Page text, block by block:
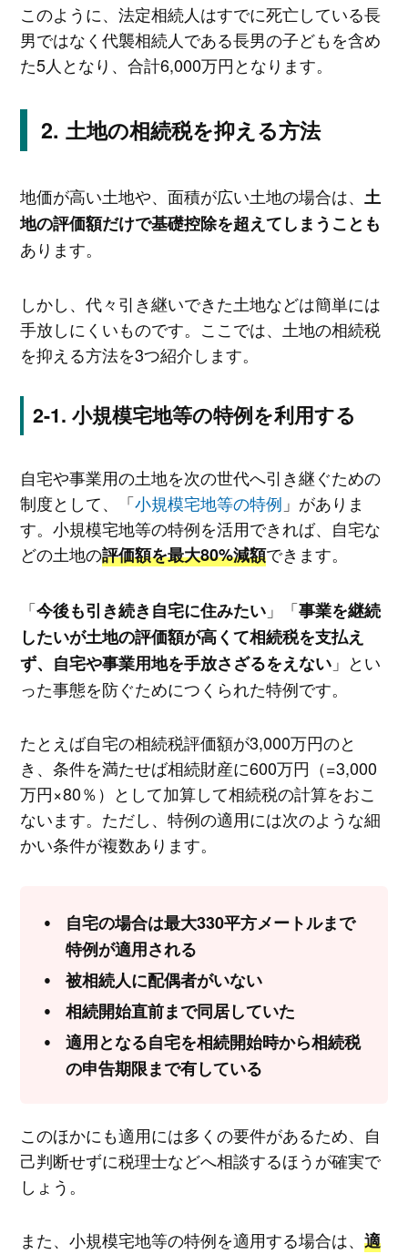
このように、法定相続人はすでに死亡している長
男ではなく代襲相続人である長男の子どもを含め
た5人となり、合計6,000万円となります。
土地の相続税を抑える方法
地価が高い土地や、面積が広い土地の場合は、 土
地の評価額だけで基礎控除を超えてしまうことも
あります。
しかし、代々引き継いできた土地などは簡単には
手放しにくいものです。ここでは、土地の相続税
を抑える方法を3つ紹介します。
小規模宅地等の特例を利用する
自宅や事業用の土地を次の世代へ引き継ぐための
制度として、「小規模宅地等の特例 」がありま
す。小規模宅地等の特例を活用できれば、自宅な
どの土地の評価額を最大80%減額できます。
「今後も引き続き自宅に住みたい」「事業を継続
したいが土地の評価額が高くて相続税を支払え
ず、自宅や事業用地を手放さざるをえない」とい
った事態を防ぐためにつくられた特例です。
たとえば自宅の相続税評価額が3,000万円のと
き、条件を満たせば相続財産に600万円（=3,000
万円×80％）として加算して相続税の計算をおこ
ないます。ただし、特例の適用には次のような細
かい条件が複数あります。
自宅の場合は最大330平方メートルまで
特例が適用される
被相続人に配偶者がいない
相続開始直前まで同居していた
適用となる自宅を相続開始時から相続税
の申告期限まで有している
このほかにも適用には多くの要件があるため、自
己判断せずに税理士などへ相談するほうが確実で
しょう。
また、小規模宅地等の特例を適用する場合は、 適